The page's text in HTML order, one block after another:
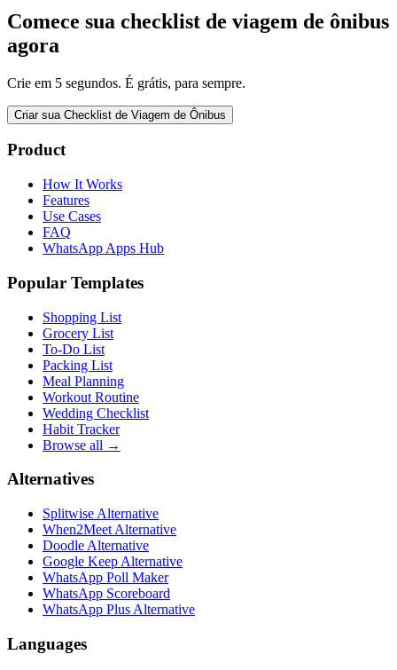
Comece sua checklist de viagem de ônibus
agora
Crie em 5 segundos. É grátis, para sempre.
Criar sua Checklist de Viagem de Ônibus
Product
How It Works
Features
Use Cases
FAQ
WhatsApp Apps Hub
Popular Templates
Shopping List
Grocery List
To-Do List
Packing List
Meal Planning
Workout Routine
Wedding Checklist
Habit Tracker
Browse all →
Alternatives
Splitwise Alternative
When2Meet Alternative
Doodle Alternative
Google Keep Alternative
WhatsApp Poll Maker
WhatsApp Scoreboard
WhatsApp Plus Alternative
Languages